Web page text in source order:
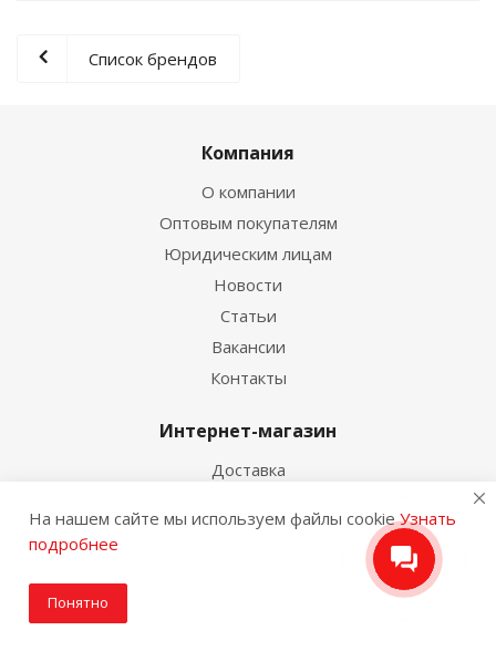
Список брендов
Компания
О компании
Оптовым покупателям
Юридическим лицам
Новости
Статьи
Вакансии
Контакты
Интернет-магазин
Доставка
Сервис и гарантия
На нашем сайте мы используем файлы cookieУзнать
подробнее
Понятно